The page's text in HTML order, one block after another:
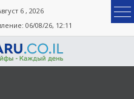
6 , 2026
06/08/26, 12:11